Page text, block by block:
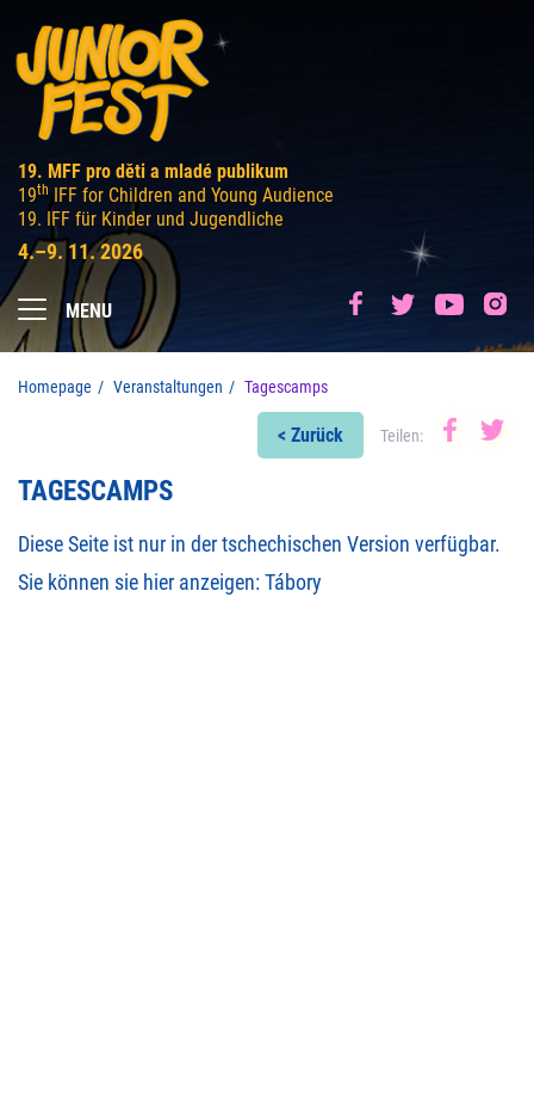
19. MFF pro děti a mladé publikum
19th IFF for Children and Young Audience
19. IFF für Kinder und Jugendliche
4.–9. 11. 2026
MENU
Homepage Veranstaltungen Tagescamps
< Zurück Teilen:
TAGESCAMPS
Diese Seite ist nur in der tschechischen Version verfügbar.
Sie können sie hier anzeigen:Tábory